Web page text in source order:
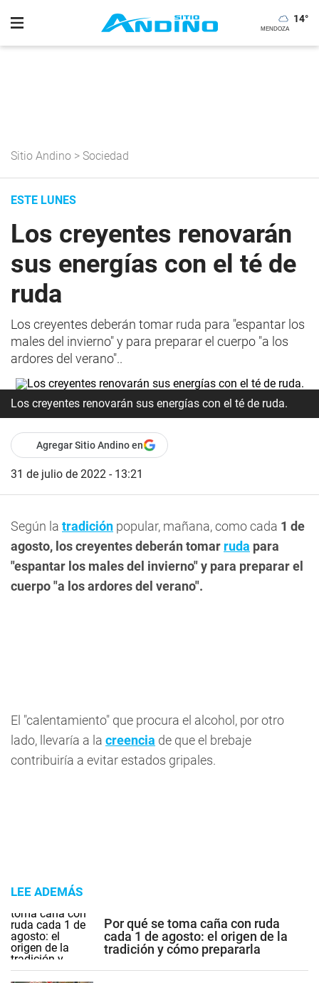
14°
Sitio Andino > Sociedad
ESTE LUNES
Los creyentes renovarán
sus energías con el té de
ruda
Los creyentes deberán tomar ruda para "espantar los
males del invierno" y para preparar el cuerpo "a los
ardores del verano"..
Los creyentes renovarán sus energías con el té de ruda.
Agregar Sitio Andino en
31 de julio de 2022 - 13:21
Según la tradición popular, mañana, como cada 1 de
agosto, los creyentes deberán tomar ruda para
"espantar los males del invierno" y para preparar el
cuerpo "a los ardores del verano".
El "calentamiento" que procura el alcohol, por otro
lado, llevaría a la creencia de que el brebaje
contribuiría a evitar estados gripales.
LEE ADEMÁS
Por qué se toma caña con ruda
cada 1 de agosto: el origen de la
tradición y cómo prepararla